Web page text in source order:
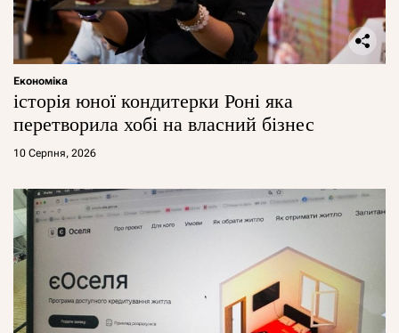
Економіка
історія юної кондитерки Роні яка
перетворила хобі на власний бізнес
10 Серпня, 2026